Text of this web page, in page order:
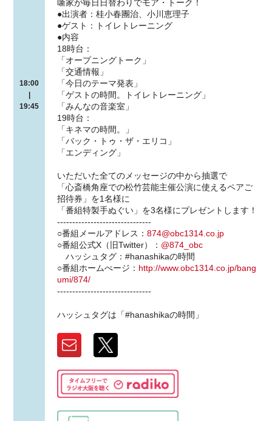
18:00
19:45
噺家が毎日日替わりでモア・トーク！
●出演者：桂小春團治、小川恵理子
●ゲスト：トイレトレーニング
●内容
18時台：
「オープニングトーク」
「交通情報」
「今日のテーマ発表」
「ゲストの時間。トイレトレーニング」
「みんなの音楽室」
19時台：
「キネマの時間。」
「バック・トゥ・ザ・エリコ」
「エンディング」
いただいた全てのメッセージの中から抽選で
「心斎橋角座での松竹芸能主催公演に使えるペアご
招待券」を1名様に
「番組特製手ぬぐい」を3名様にプレゼントします！
-------------------------------
○番組メールアドレス：874@obc1314.co.jp
○番組公式X（旧Twitter）： @874_obc
ハッシュタグ：#hanashikaの時間
○番組ホームぺージ： http://www.obc1314.co.jp/bang
umi/874/
-------------------------------
ハッシュタグは「#hanashikaの時間」